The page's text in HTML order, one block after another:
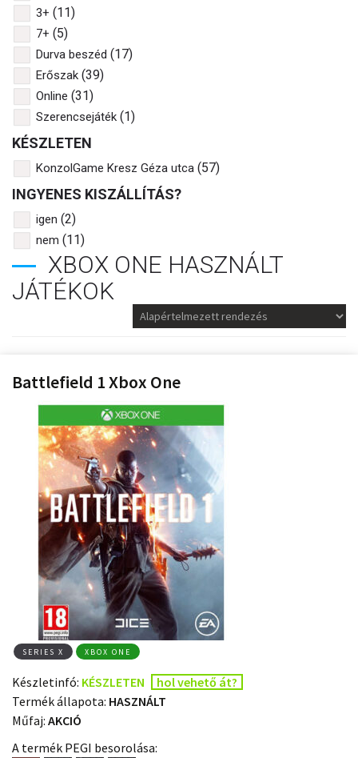
3+ (11)
7+ (5)
Durva beszéd (17)
Erőszak (39)
Online (31)
Szerencsejáték (1)
KÉSZLETEN
KonzolGame Kresz Géza utca (57)
INGYENES KISZÁLLÍTÁS?
igen (2)
nem (11)
XBOX ONE HASZNÁLT
JÁTÉKOK
Battlefield 1 Xbox One
SERIES X XBOX ONE
Készletinfó: KÉSZLETEN
hol vehető át?
Termék állapota: HASZNÁLT
Műfaj: AKCIÓ
A termék PEGI besorolása: